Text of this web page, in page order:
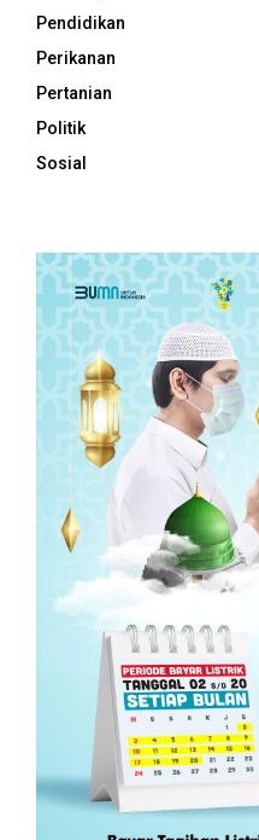
Pendidikan
Perikanan
Pertanian
Politik
Sosial